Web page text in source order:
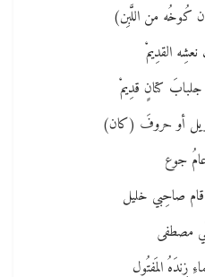
كُوخُه من اللَّبِن)
القدِيمْ
كتانٍ قدِيمْ
أو حروفَ (كان)
جوع
صاحِبي خليل
مصطفى
زِندَهُ المَفتُول